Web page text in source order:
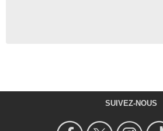
SUIVEZ-NOUS